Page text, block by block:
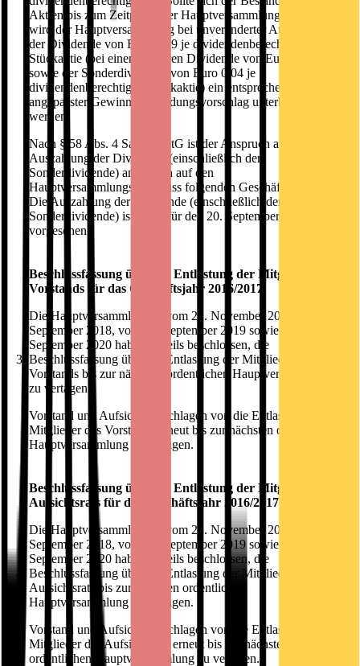
Aktien bis zum Zeitpunkt der Hauptversammlung ändern,
wird der Hauptversammlung bei unveränderter Ausschüttung
der Dividende von Euro 0,29 je dividendenberechtigter
Stückaktie (bei einer regulären Dividende von Euro 0,25
sowie der Sonderdividende von Euro 0,04 je
dividendenberechtigter Stückaktie) ein entsprechend
angepasster Gewinnverwendungsvorschlag unterbreitet
werden.
Nach § 58 Abs. 4 Satz 2 AktG ist der Anspruch auf
Auszahlung der Dividende (einschließlich der
Sonderdividende) am dritten auf den
Hauptversammlungsbeschluss folgenden Geschäftstag fällig.
Die Auszahlung der Dividende (einschließlich der
Sonderdividende) ist somit für den 20. September 2021
vorgesehen.
3.
Beschlussfassung über die Entlastung der Mitglieder des
Vorstands für das Geschäftsjahr 2016/2017
Die Hauptversammlungen vom 22. November 2017, vom 19.
September 2018, vom 18. September 2019 sowie vom 15.
September 2020 haben jeweils beschlossen, die
Beschlussfassung über die Entlastung der Mitglieder des
Vorstands bis zur nächsten ordentlichen Hauptversammlung
zu vertagen.
Vorstand und Aufsichtsrat schlagen vor, die Entlastung der
Mitglieder des Vorstands erneut bis zur nächsten ordentlichen
Hauptversammlung zu vertagen.
4.
Beschlussfassung über die Entlastung der Mitglieder des
Aufsichtsrats für das Geschäftsjahr 2016/2017
Die Hauptversammlungen vom 22. November 2017, vom 19.
September 2018, vom 18. September 2019 sowie vom 15.
September 2020 haben jeweils beschlossen, die
Beschlussfassung über die Entlastung der Mitglieder des
Aufsichtsrats bis zur nächsten ordentlichen
Hauptversammlung zu vertagen.
Vorstand und Aufsichtsrat schlagen vor, die Entlastung der
Mitglieder des Aufsichtsrats erneut bis zur nächsten
ordentlichen Hauptversammlung zu vertagen.